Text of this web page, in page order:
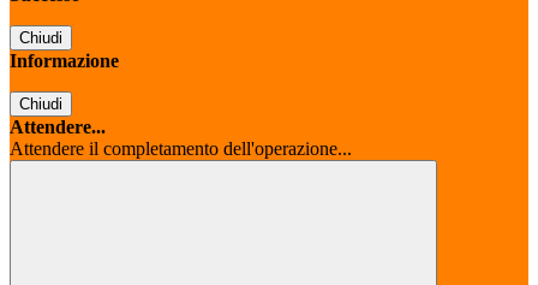
Chiudi
Informazione
Chiudi
Attendere...
Attendere il completamento dell'operazione...